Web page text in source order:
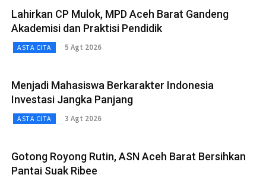
Lahirkan CP Mulok, MPD Aceh Barat Gandeng
Akademisi dan Praktisi Pendidik
ASTA CITA 5 Agt 2026
Menjadi Mahasiswa Berkarakter Indonesia
Investasi Jangka Panjang
ASTA CITA 3 Agt 2026
Gotong Royong Rutin, ASN Aceh Barat Bersihkan
Pantai Suak Ribee